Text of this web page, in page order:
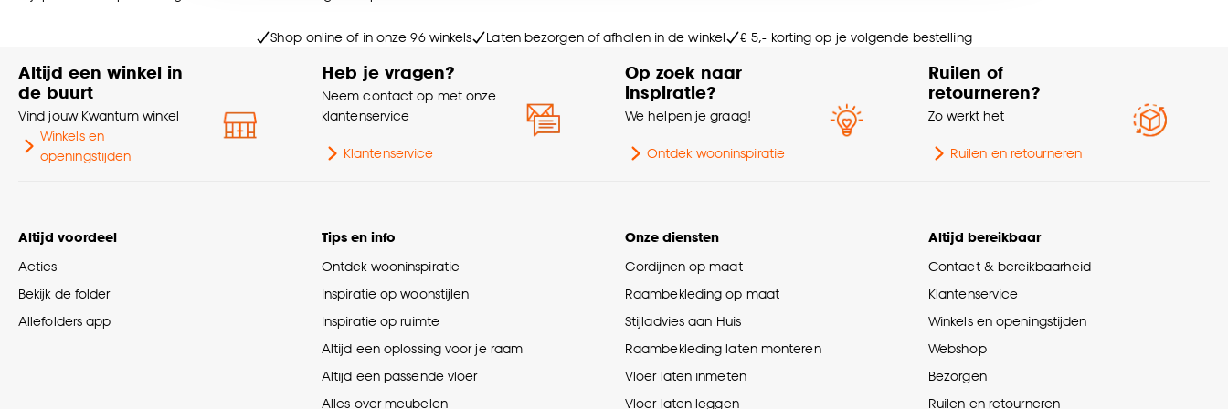
Goed om te weten is dat je deze keuze altijd nog kan aanpassen, bekijk hiervoor onze
Kleurtint Bruin
Kinderkamer
60 CM
1 Stk
Shop online of in onze 96 winkels Laten bezorgen of afhalen in de winkel € 5,- korting op je volgende bestelling
Altijd een winkel in
de buurt
Vind jouw Kwantum winkel
Winkels en
openingstijden
Heb je vragen?
Neem contact op met onze
klantenservice
Klantenservice
Op zoek naar
inspiratie?
We helpen je graag!
Ontdek wooninspiratie
Ruilen of
retourneren?
Zo werkt het
Ruilen en retourneren
Altijd voordeel
Acties
Bekijk de folder
Allefolders app
Tips en info
Ontdek wooninspiratie
Inspiratie op woonstijlen
Inspiratie op ruimte
Altijd een oplossing voor je raam
Altijd een passende vloer
Alles over meubelen
Onze diensten
Gordijnen op maat
Raambekleding op maat
Stijladvies aan Huis
Raambekleding laten monteren
Vloer laten inmeten
Vloer laten leggen
Altijd bereikbaar
Contact & bereikbaarheid
Klantenservice
Winkels en openingstijden
Webshop
Bezorgen
Ruilen en retourneren